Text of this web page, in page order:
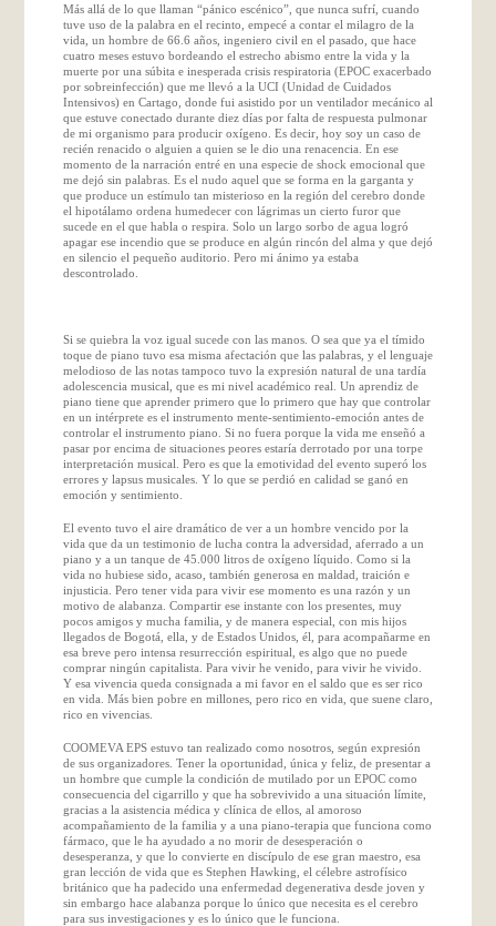
Más allá de lo que llaman “pánico escénico”, que nunca sufrí, cuando
tuve uso de la palabra en el recinto, empecé a contar el milagro de la
vida, un hombre de 66.6 años, ingeniero civil en el pasado, que hace
cuatro meses estuvo bordeando el estrecho abismo entre la vida y la
muerte por una súbita e inesperada crisis respiratoria (EPOC exacerbado
por sobreinfección) que me llevó a la UCI (Unidad de Cuidados
Intensivos) en Cartago, donde fui asistido por un ventilador mecánico al
que estuve conectado durante diez días por falta de respuesta pulmonar
de mi organismo para producir oxígeno. Es decir, hoy soy un caso de
recién renacido o alguien a quien se le dio una renacencia. En ese
momento de la narración entré en una especie de shock emocional que
me dejó sin palabras. Es el nudo aquel que se forma en la garganta y
que produce un estímulo tan misterioso en la región del cerebro donde
el hipotálamo ordena humedecer con lágrimas un cierto furor que
sucede en el que habla o respira. Solo un largo sorbo de agua logró
apagar ese incendio que se produce en algún rincón del alma y que dejó
en silencio el pequeño auditorio. Pero mi ánimo ya estaba
descontrolado.
Si se quiebra la voz igual sucede con las manos. O sea que ya el tímido
toque de piano tuvo esa misma afectación que las palabras, y el lenguaje
melodioso de las notas tampoco tuvo la expresión natural de una tardía
adolescencia musical, que es mi nivel académico real. Un aprendiz de
piano tiene que aprender primero que lo primero que hay que controlar
en un intérprete es el instrumento mente-sentimiento-emoción antes de
controlar el instrumento piano. Si no fuera porque la vida me enseñó a
pasar por encima de situaciones peores estaría derrotado por una torpe
interpretación musical. Pero es que la emotividad del evento superó los
errores y lapsus musicales. Y lo que se perdió en calidad se ganó en
emoción y sentimiento.
El evento tuvo el aire dramático de ver a un hombre vencido por la
vida que da un testimonio de lucha contra la adversidad, aferrado a un
piano y a un tanque de 45.000 litros de oxígeno líquido. Como si la
vida no hubiese sido, acaso, también generosa en maldad, traición e
injusticia. Pero tener vida para vivir ese momento es una razón y un
motivo de alabanza. Compartir ese instante con los presentes, muy
pocos amigos y mucha familia, y de manera especial, con mis hijos
llegados de Bogotá, ella, y de Estados Unidos, él, para acompañarme en
esa breve pero intensa resurrección espiritual, es algo que no puede
comprar ningún capitalista. Para vivir he venido, para vivir he vivido.
Y esa vivencia queda consignada a mi favor en el saldo que es ser rico
en vida. Más bien pobre en millones, pero rico en vida, que suene claro,
rico en vivencias.
COOMEVA EPS estuvo tan realizado como nosotros, según expresión
de sus organizadores. Tener la oportunidad, única y feliz, de presentar a
un hombre que cumple la condición de mutilado por un EPOC como
consecuencia del cigarrillo y que ha sobrevivido a una situación límite,
gracias a la asistencia médica y clínica de ellos, al amoroso
acompañamiento de la familia y a una piano-terapia que funciona como
fármaco, que le ha ayudado a no morir de desesperación o
desesperanza, y que lo convierte en discípulo de ese gran maestro, esa
gran lección de vida que es Stephen Hawking, el célebre astrofísico
británico que ha padecido una enfermedad degenerativa desde joven y
sin embargo hace alabanza porque lo único que necesita es el cerebro
para sus investigaciones y es lo único que le funciona.